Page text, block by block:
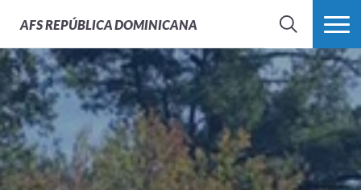
AFSREPÚBLICA DOMINICANA
BUSCAR MÁS